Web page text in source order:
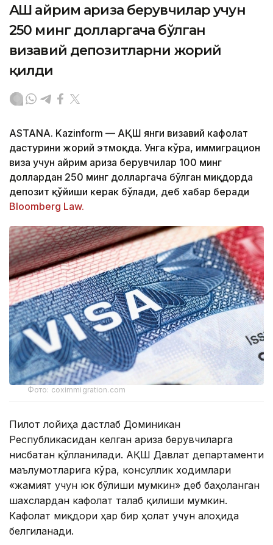
АҚШ айрим ариза берувчилар учун
250 минг долларгача бўлган
визавий депозитларни жорий
қилди
ASTANA. Kazinform — АҚШ янги визавий кафолат
дастурини жорий этмоқда. Унга кўра, иммиграцион
виза учун айрим ариза берувчилар 100 минг
доллардан 250 минг долларгача бўлган миқдорда
депозит қўйиши керак бўлади, деб хабар беради
Bloomberg Law.
Фото: coximmigration.com
Пилот лойиҳа дастлаб Доминикан
Республикасидан келган ариза берувчиларга
нисбатан қўлланилади. АҚШ Давлат департаменти
маълумотларига кўра, консуллик ходимлари
«жамият учун юк бўлиши мумкин» деб баҳоланган
шахслардан кафолат талаб қилиши мумкин.
Кафолат миқдори ҳар бир ҳолат учун алоҳида
белгиланади.